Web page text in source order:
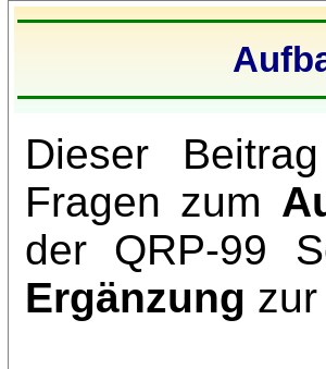
Dieser
Fragen zum
der QRP-99
Ergänzung